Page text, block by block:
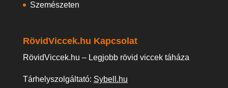
Szemészeten
RövidViccek.hu Kapcsolat
RövidViccek.hu – Legjobb rövid viccek táháza
Tárhelyszolgáltató: Sybell.hu